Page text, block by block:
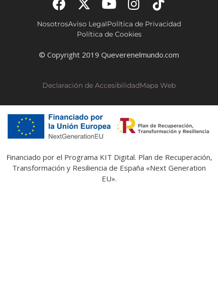
NosotrosAviso LegalPolítica de Privacidad
Política de Cookies
© Copyright 2019 Queverenelmundo.com
Declaración de AccesibilidadMapa Web
Financiado por el Programa KIT Digital. Plan de Recuperación,
Transformación y Resiliencia de España «Next Generation
EU».